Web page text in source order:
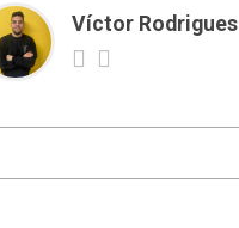
Víctor Rodrigues